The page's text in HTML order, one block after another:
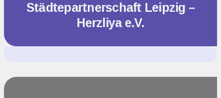
Städtepartnerschaft Leipzig –
Herzliya e.V.